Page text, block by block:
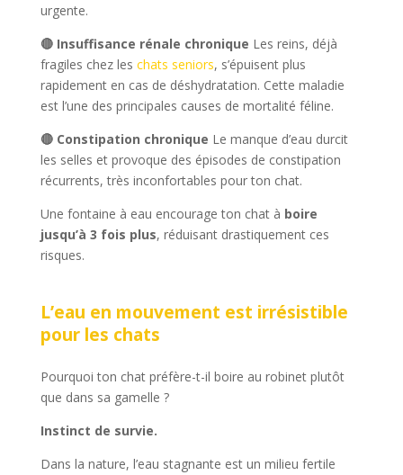
urgente.
🔴 Insuffisance rénale chronique Les reins, déjà
fragiles chez les chats seniors, s’épuisent plus
rapidement en cas de déshydratation. Cette maladie
est l’une des principales causes de mortalité féline.
🔴 Constipation chronique Le manque d’eau durcit
les selles et provoque des épisodes de constipation
récurrents, très inconfortables pour ton chat.
Une fontaine à eau encourage ton chat à boire
jusqu’à 3 fois plus, réduisant drastiquement ces
risques.
L’eau en mouvement est irrésistible
pour les chats
Pourquoi ton chat préfère-t-il boire au robinet plutôt
que dans sa gamelle ?
Instinct de survie.
Dans la nature, l’eau stagnante est un milieu fertile